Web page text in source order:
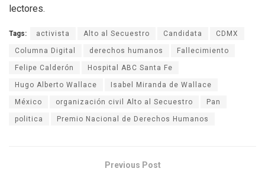
lectores.
Tags: activista Alto al Secuestro Candidata CDMX
Columna Digital derechos humanos Fallecimiento
Felipe Calderón Hospital ABC Santa Fe
Hugo Alberto Wallace Isabel Miranda de Wallace
México organización civil Alto al Secuestro Pan
politica Premio Nacional de Derechos Humanos
Previous Post